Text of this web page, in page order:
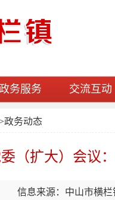
务服务 交流互动
政务动态
（扩大）会议
信息来源：中山市横